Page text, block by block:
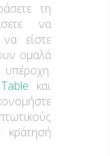
τη
να
είστε
ομαλά
και